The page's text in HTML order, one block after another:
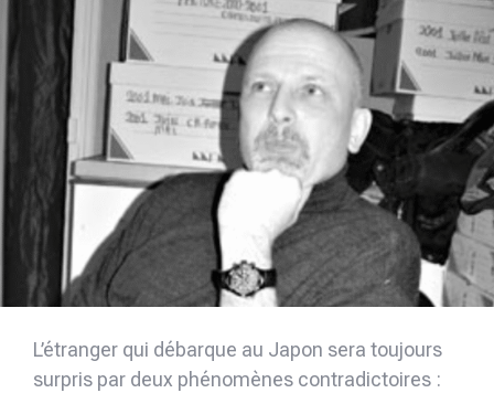
L’étranger qui débarque au Japon sera toujours
surpris par deux phénomènes contradictoires :